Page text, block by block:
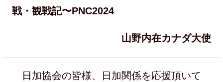
戦・観戦記〜PNC2024
山野内在カナダ大使
日加協会の皆様、日加関係を応援頂いて